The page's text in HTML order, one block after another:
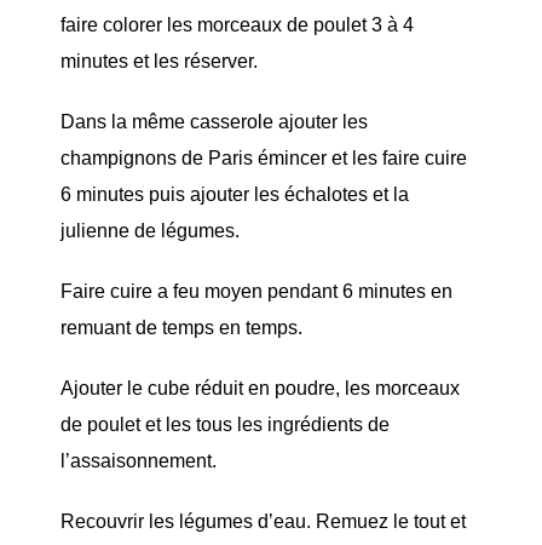
faire colorer les morceaux de poulet 3 à 4
minutes et les réserver.
Dans la même casserole ajouter les
champignons de Paris émincer et les faire cuire
6 minutes puis ajouter les échalotes et la
julienne de légumes.
Faire cuire a feu moyen pendant 6 minutes en
remuant de temps en temps.
Ajouter le cube réduit en poudre, les morceaux
de poulet et les tous les ingrédients de
l’assaisonnement.
Recouvrir les légumes d’eau. Remuez le tout et